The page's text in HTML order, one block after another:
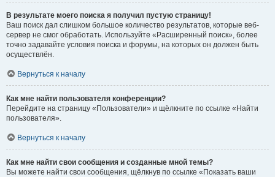
В результате моего поиска я получил пустую страницу!
Ваш поиск дал слишком большое количество результатов, которые веб-
сервер не смог обработать. Используйте «Расширенный поиск», более
точно задавайте условия поиска и форумы, на которых он должен быть
осуществлён.
Вернуться к началу
Как мне найти пользователя конференции?
Перейдите на страницу «Пользователи» и щёлкните по ссылке «Найти
пользователя».
Вернуться к началу
Как мне найти свои сообщения и созданные мной темы?
Вы можете найти свои сообщения, щёлкнув по ссылке «Показать ваши